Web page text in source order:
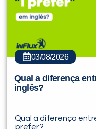
03/08/2026
Qual a diferença
inglês?
Qual a diferença entre
prefer?